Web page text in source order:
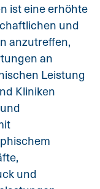
ist eine erhöhte
und
anzutreffen,
an
Leistung
Kliniken
und